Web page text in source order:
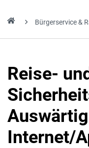
Bürgerservice &
Reise- und
Internet/